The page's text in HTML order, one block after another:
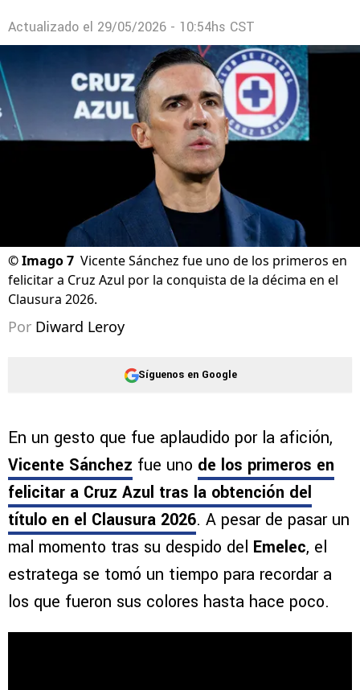
Actualizado el 29/05/2026 - 10:54hs CST
©Imago 7 Vicente Sánchez fue uno de los primeros en
felicitar a Cruz Azul por la conquista de la décima en el
Clausura 2026.
Por Diward Leroy
Síguenos en Google
En un gesto que fue aplaudido por la afición,
Vicente Sánchez fue uno de los primeros en
felicitar a Cruz Azul tras la obtención del
título en el Clausura 2026. A pesar de pasar un
mal momento tras su despido del Emelec, el
estratega se tomó un tiempo para recordar a
los que fueron sus colores hasta hace poco.